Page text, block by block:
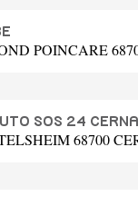
POINCARE
SOS 24
68700